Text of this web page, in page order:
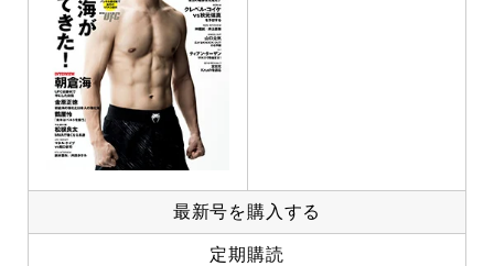
最新号を購入する
定期購読